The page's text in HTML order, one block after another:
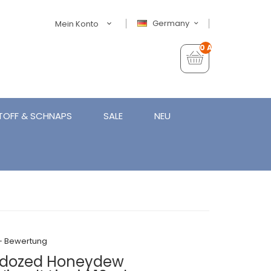
Germany
Mein Konto
0 Artikel - €0,00
& SCHNAPS SALE NEU
Bewertung
Honeydew